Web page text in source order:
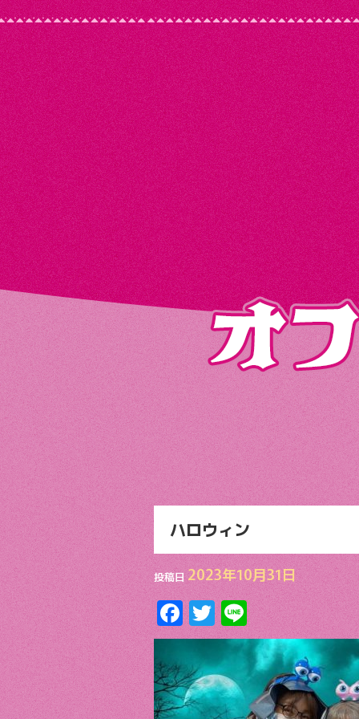
ハロウィン
投稿日 2023年10月31日
F
ac
e
b
T
w
itt
er
Li
n
e